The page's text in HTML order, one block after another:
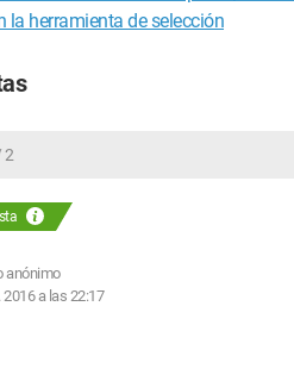
la herramienta de selección
2
anónimo
2016 a las 22:17